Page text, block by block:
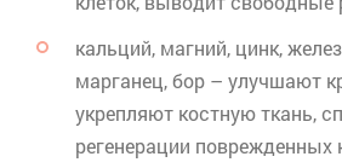
кальций, магний, цинк,
марганец, бор – улучшают
укрепляют костную ткань,
регенерации поврежденных